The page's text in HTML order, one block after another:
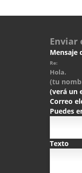
Enviar
Mensaje
Re:
Hola.
(tu
(verá un
Correo
Puedes
Texto